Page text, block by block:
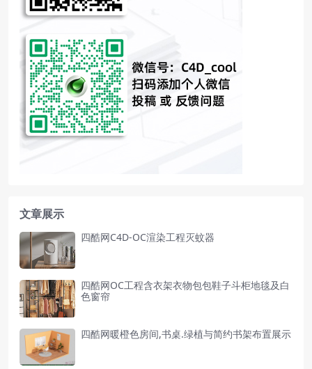
文章展示
四酷网C4D-OC渲染工程灭蚊器
四酷网OC工程含衣架衣物包包鞋子斗柜地毯及白
色窗帘
四酷网暖橙色房间,书桌.绿植与简约书架布置展示